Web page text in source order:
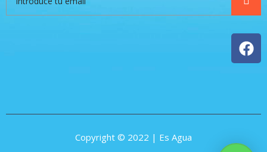
Copyright © 2022 | Es Agua